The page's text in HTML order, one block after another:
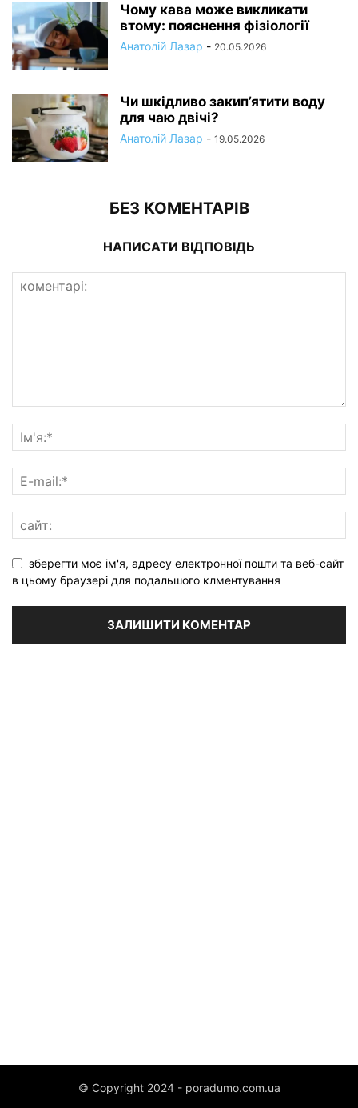
Чому кава може викликати
втому: пояснення фізіології
Анатолій Лазар - 20.05.2026
Чи шкідливо закип’ятити воду
для чаю двічі?
Анатолій Лазар - 19.05.2026
БЕЗ КОМЕНТАРІВ
НАПИСАТИ ВІДПОВІДЬ
зберегти моє ім'я, адресу електронної пошти та веб-сайт
в цьому браузері для подальшого клментування
© Copyright 2024 - poradumo.com.ua